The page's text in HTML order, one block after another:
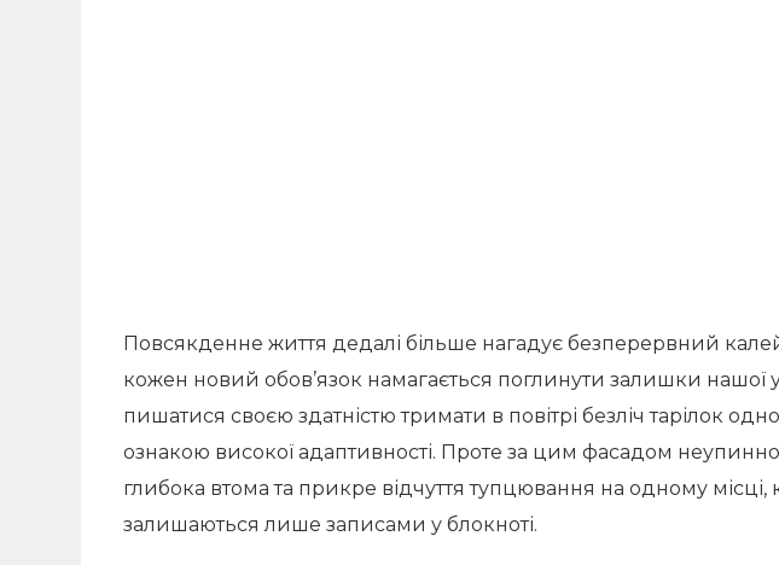
Повсякденне життя дедалі більше нагадує безперервний
кожен новий обов’язок намагається поглинути залишки нашої
пишатися своєю здатністю тримати в повітрі безліч тарілок
ознакою високої адаптивності. Проте за цим фасадом
глибока втома та прикре відчуття тупцювання на одному місці,
залишаються лише записами у блокноті.